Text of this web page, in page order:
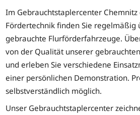
Im Gebrauchtstaplercenter Chemnitz
Fördertechnik finden Sie regelmäßig
gebrauchte Flurförderfahrzeuge.
von der Qualität unserer
und erleben Sie verschiedene
einer persönlichen Demonstration.
selbstverständlich möglich.
Unser Gebrauchtstaplercenter